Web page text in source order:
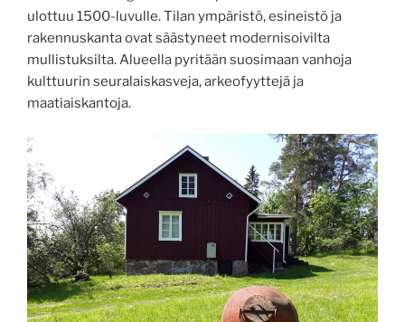
ulottuu 1500-luvulle. Tilan ympäristö, esineistö ja
rakennuskanta ovat säästyneet modernisoivilta
mullistuksilta. Alueella pyritään suosimaan vanhoja
kulttuurin seuralaiskasveja, arkeofyyttejä ja
maatiaiskantoja.